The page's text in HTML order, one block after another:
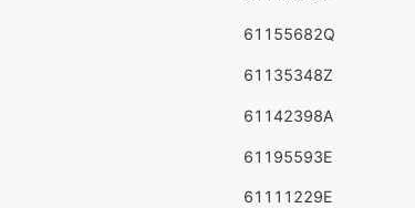
61155682Q
61135348Z
61142398A
61195593E
61111229E